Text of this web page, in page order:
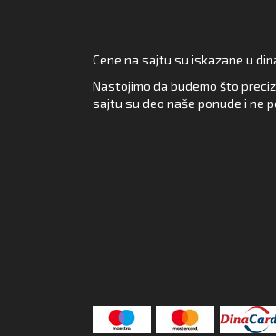
Cene na sajtu su iskazane u
Nastojimo da budemo što
sajtu su deo naše ponude i ne